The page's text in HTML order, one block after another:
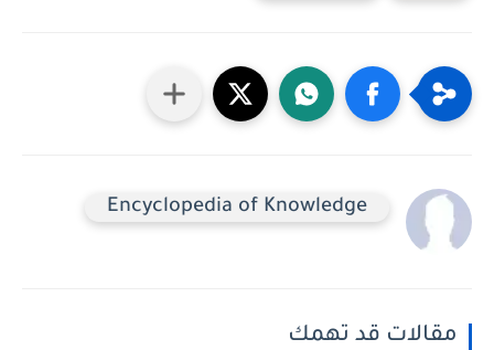
Encyclopedia of Knowledge
مقالات قد تهمك